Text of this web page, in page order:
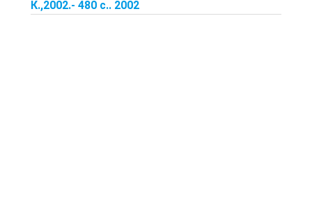
К.,2002.- 480 с.. 2002